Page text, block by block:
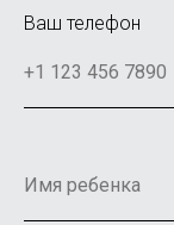
Ваш телефон